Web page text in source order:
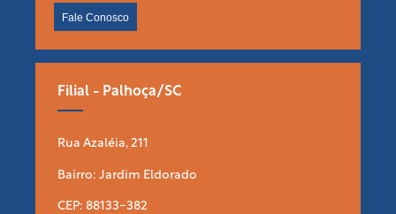
Fale Conosco
Filial - Palhoça/SC
Rua Azaléia, 211
Bairro: Jardim Eldorado
CEP: 88133-382